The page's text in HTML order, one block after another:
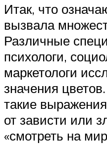
Итак, что
вызвала
Различные
психологи,
маркетологи
значения
такие
от зависти или
«смотреть на